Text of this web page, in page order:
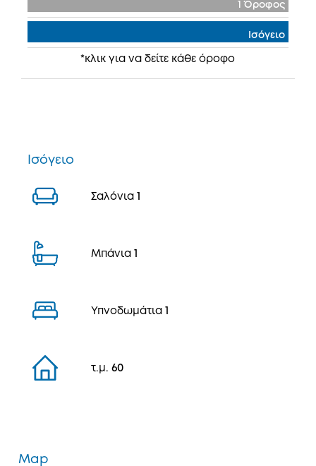
1 Όροφος
Ισόγειο
*κλικ για να δείτε κάθε όροφο
Ισόγειο
Σαλόνια
Μπάνια
Υπνοδωμάτια
τ.μ. 60
Map